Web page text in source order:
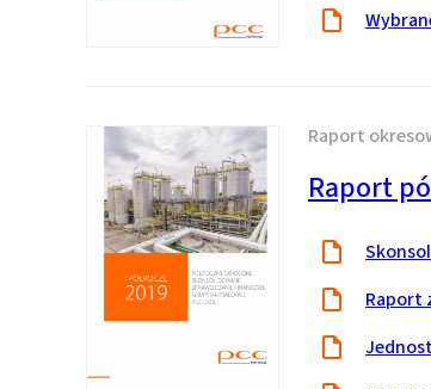
Raport
Raport
Raport